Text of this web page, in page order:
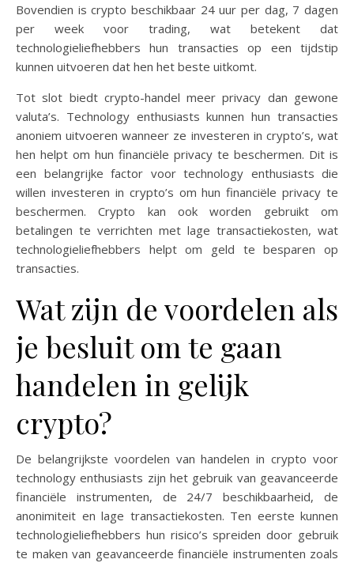
Bovendien is crypto beschikbaar 24 uur per dag, 7 dagen
per week voor trading, wat betekent dat
technologieliefhebbers hun transacties op een tijdstip
kunnen uitvoeren dat hen het beste uitkomt.
Tot slot biedt crypto-handel meer privacy dan gewone
valuta’s. Technology enthusiasts kunnen hun transacties
anoniem uitvoeren wanneer ze investeren in crypto’s, wat
hen helpt om hun financiële privacy te beschermen. Dit is
een belangrijke factor voor technology enthusiasts die
willen investeren in crypto’s om hun financiële privacy te
beschermen. Crypto kan ook worden gebruikt om
betalingen te verrichten met lage transactiekosten, wat
technologieliefhebbers helpt om geld te besparen op
transacties.
Wat zijn de voordelen als
je besluit om te gaan
handelen in gelijk
crypto?
De belangrijkste voordelen van handelen in crypto voor
technology enthusiasts zijn het gebruik van geavanceerde
financiële instrumenten, de 24/7 beschikbaarheid, de
anonimiteit en lage transactiekosten. Ten eerste kunnen
technologieliefhebbers hun risico’s spreiden door gebruik
te maken van geavanceerde financiële instrumenten zoals